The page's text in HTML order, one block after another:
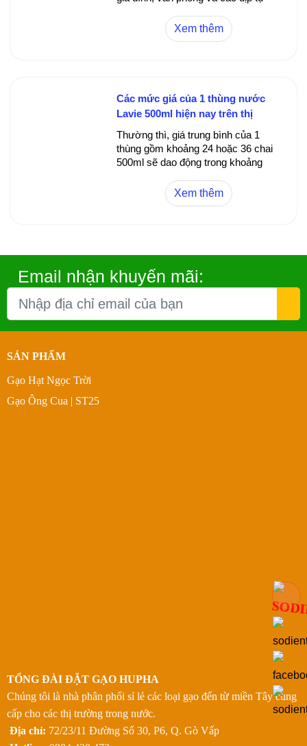
đựng lớn, tiện lợi và đảm bảo vệ
sinh, bình nước này đã trở thành lựa
Lavie 20 lit - từ thiết kế, công dụng,
lợi ích, cho đến các mẹo sử dụng
giúp duy trì chất lượng nước lâu dài.
Xem thêm
Các mức giá của 1 thùng nước
Lavie 500ml hiện nay trên thị
trường
Thường thì, giá trung bình của 1
thùng gồm khoảng 24 hoặc 36 chai
500ml sẽ dao động trong khoảng
một triệu đồng, tùy thuộc vào chính
sách giá bán của từng nhà phân
Xem thêm
Email nhận khuyến mãi:
TỔNG ĐÀI ĐẶT GẠO HUPHA
Chúng tôi là nhà phân phối sỉ lẻ các loại gạo đến từ miền Tây cung
cấp cho các thị trường trong nước.
Địa chỉ: 72/23/11 Đường Số 30, P6, Q. Gò Vấp
SẢN PHẨM
Gạo Hạt Ngọc Trời
Gạo Ông Cua | ST25